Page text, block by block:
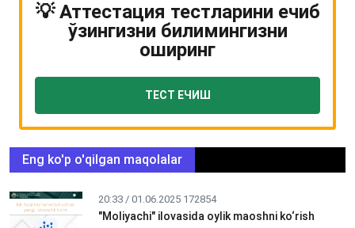
💡 Аттестация тестларини ечиб
ўзингизни билимингизни
оширинг
ТЕСТ ЕЧИШ
Eng ko'p o'qilgan maqolalar
20:33 / 01.06.2025 172854
"Moliyachi" ilovasida oylik maoshni ko‘rish